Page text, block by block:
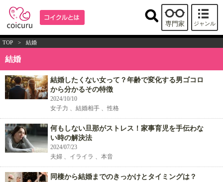
ジャンル
専門家
TOP > 結婚
結婚
結婚したくない女って？年齢で変化する男ゴコロ
から分かるその特徴
2024/10/10
女子力 、結婚相手 、性格
何もしない旦那がストレス！家事育児を手伝わな
い時の解決法
2024/07/23
夫婦 、イライラ 、本音
同棲から結婚までのきっかけとタイミングは？